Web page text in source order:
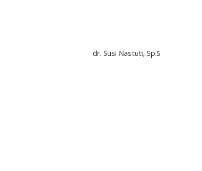
dr. Susi Nastuti, Sp.S